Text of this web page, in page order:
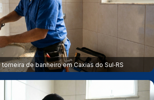
de banheiro em Caxias do Sul‑RS